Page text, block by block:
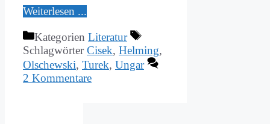
Wei­ter­le­sen ...
Kategorien Literatur
SchlagwörterCisek, Helming,
Olschewski, Turek, Ungar
2 Kommentare